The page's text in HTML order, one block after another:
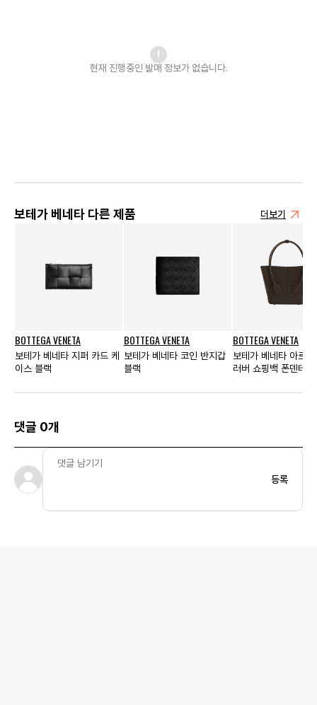
현재 진행중인 발매 정보가 없습니다.
보테가 베네타 다른 제품 더보기
BOTTEGA VENETA
보테가 베네타 지퍼 카드 케
이스 블랙
BOTTEGA VENETA
보테가 베네타 코인 반지갑
블랙
BOTTEGA VENETA
보테가 베네타 아르
러버 쇼핑백 폰덴테
댓글 0개
등록